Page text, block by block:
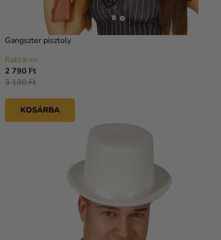
Gangszter pisztoly
Raktáron
2 790 Ft
3 190 Ft
KOSÁRBA